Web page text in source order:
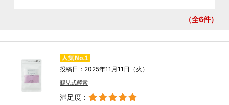
（全6件）
投稿日：2025年11月11日（火）
鶴見式酵素
満足度：